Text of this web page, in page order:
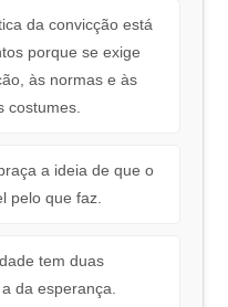
da convicção está
porque se exige
às normas e às
costumes.
a ideia de que o
pelo que faz.
tem duas
da esperança.